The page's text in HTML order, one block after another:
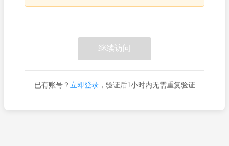
继续访问
已有账号？ 立即登录，验证后1小时内无需重复验证